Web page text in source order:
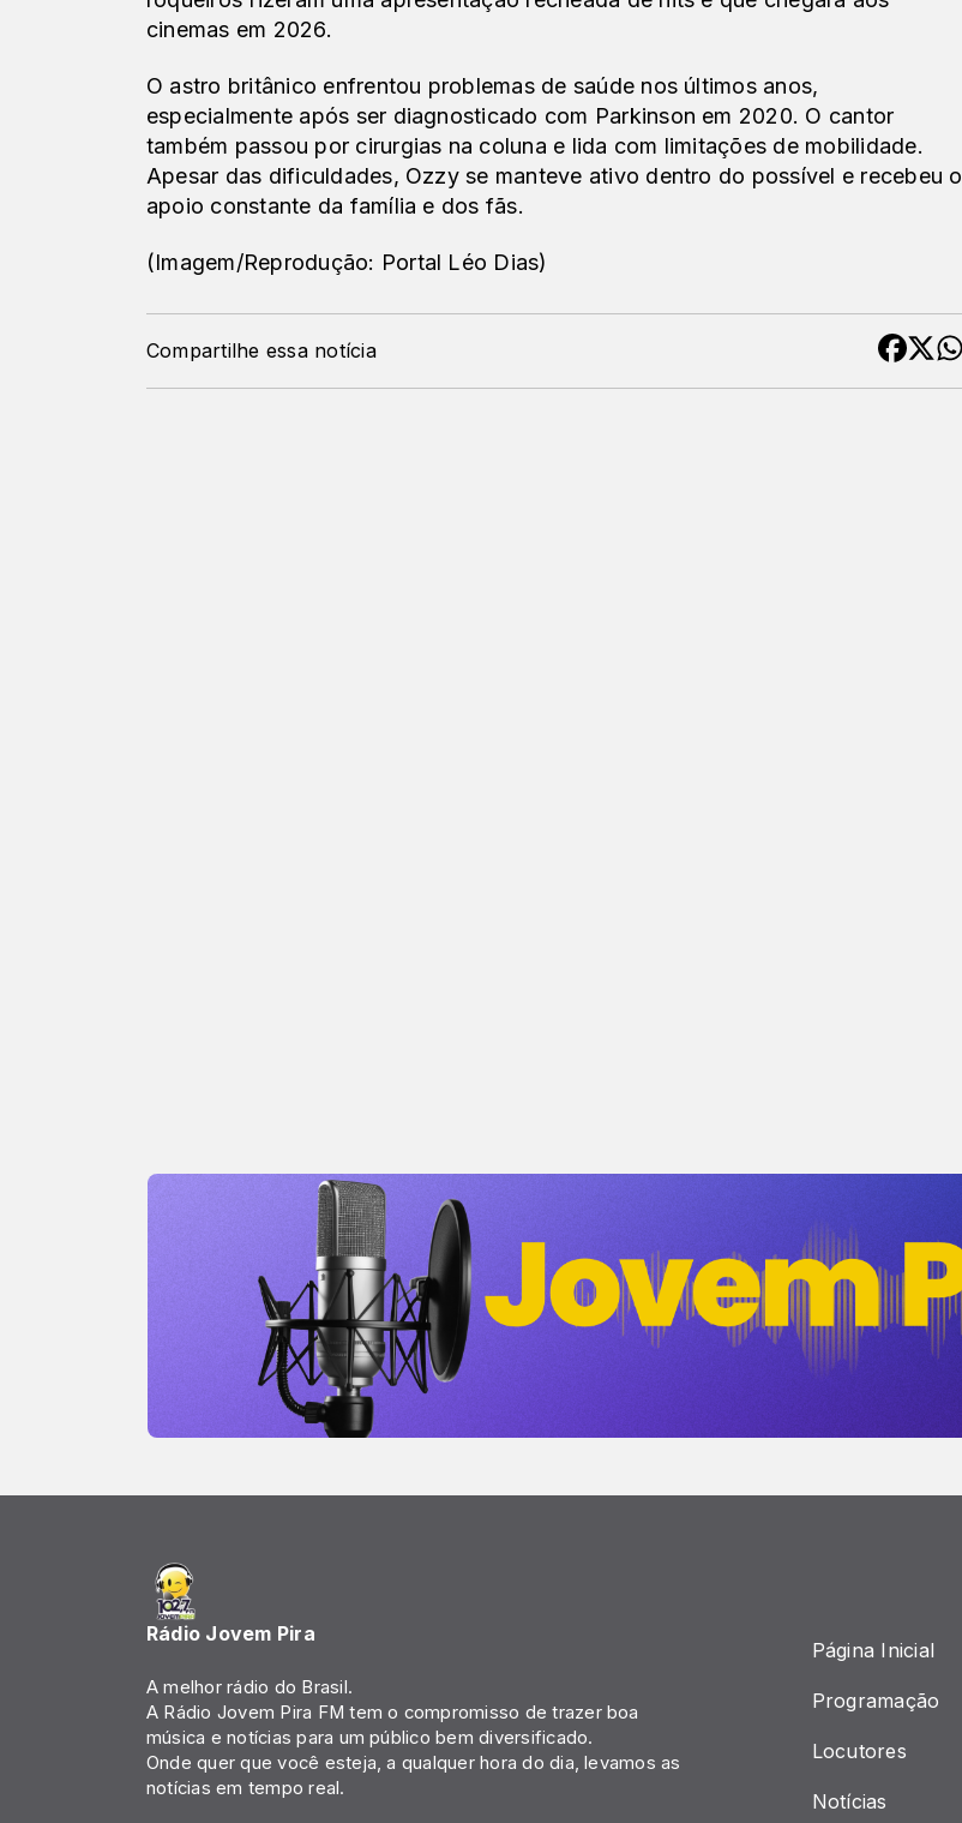
cinemas em 2026.
O astro britânico enfrentou problemas de saúde nos últimos anos,
especialmente após ser diagnosticado com Parkinson em 2020. O cantor
também passou por cirurgias na coluna e lida com limitações de mobilidade.
Apesar das dificuldades, Ozzy se manteve ativo dentro do possível e recebeu o
apoio constante da família e dos fãs.
(Imagem/Reprodução: Portal Léo Dias)
Compartilhe essa notícia
Rádio Jovem Pira
A melhor rádio do Brasil.
A Rádio Jovem Pira FM tem o compromisso de trazer boa
música e notícias para um público bem diversificado.
Onde quer que você esteja, a qualquer hora do dia, levamos as
notícias em tempo real.
Página Inicial
Programação
Locutores
Notícias